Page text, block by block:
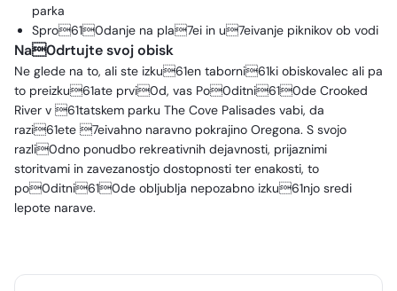
parka
Spro610danje na pla7ei in u7eivanje piknikov ob vodi
Na0drtujte svoj obisk
Ne glede na to, ali ste izku61en taborni61ki obiskovalec ali pa
to preizku61ate prvi0d, vas Po0ditni610de Crooked
River v 61tatskem parku The Cove Palisades vabi, da
razi61ete 7eivahno naravno pokrajino Oregona. S svojo
razli0dno ponudbo rekreativnih dejavnosti, prijaznimi
storitvami in zavezanostjo dostopnosti ter enakosti, to
po0ditni610de obljublja nepozabno izku61njo sredi
lepote narave.